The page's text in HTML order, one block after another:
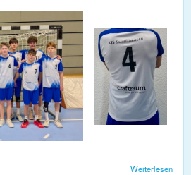
Weiterlesen